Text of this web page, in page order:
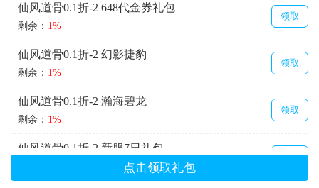
点击领取礼包
仙风道骨0.1折-2 648代金券礼包
剩余： 1%
领取
仙风道骨0.1折-2 幻影捷豹
剩余： 1%
领取
仙风道骨0.1折-2 瀚海碧龙
剩余： 1%
领取
仙风道骨0.1折-2 新服7日礼包
领取